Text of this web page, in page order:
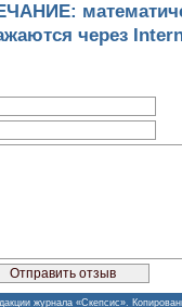
через
журнала «Скепсис».